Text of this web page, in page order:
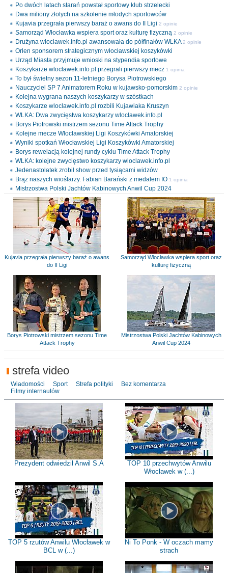
Po dwóch latach starań powstał sportowy klub strzelecki
Dwa miliony złotych na szkolenie młodych sportowców
Kujavia przegrała pierwszy baraż o awans do II Ligi 2 opinie
Samorząd Włocławka wspiera sport oraz kulturę fizyczną 2 opinie
Drużyna wloclawek.info.pl awansowała do półfinałów WLKA 2 opinie
Orlen sponsorem strategicznym włocławskiej koszykówki
Urząd Miasta przyjmuje wnioski na stypendia sportowe
Koszykarze wloclawek.info.pl przegrali pierwszy mecz 1 opinia
To był świetny sezon 11-letniego Borysa Piotrowskiego
Nauczyciel SP 7 Animatorem Roku w kujawsko-pomorskim 2 opinie
Kolejna wygrana naszych koszykarzy w szóstkach
Koszykarze wloclawek.info.pl rozbili Kujawiaka Kruszyn
WLKA: Dwa zwycięstwa koszykarzy wloclawek.info.pl
Borys Piotrowski mistrzem sezonu Time Attack Trophy
Kolejne mecze Włocławskiej Ligi Koszykówki Amatorskiej
Wyniki spotkań Włocławskiej Ligi Koszykówki Amatorskiej
Borys rewelacją kolejnej rundy cyklu Time Attack Trophy
WLKA: kolejne zwycięstwo koszykarzy wloclawek.info.pl
Jedenastolatek zrobił show przed tysiącami widzów
Brąz naszych wioślarzy. Fabian Barański z medalem IO 1 opinia
Mistrzostwa Polski Jachtów Kabinowych Anwil Cup 2024
Kujavia przegrała pierwszy baraż o awans
do II Ligi
Samorząd Włocławka wspiera sport oraz
kulturę fizyczną
Borys Piotrowski mistrzem sezonu Time
Attack Trophy
Mistrzostwa Polski Jachtów Kabinowych
Anwil Cup 2024
strefa video
Wiadomości Sport Strefa polityki
Bez komentarza
Filmy internautów
Prezydent odwiedził Anwil S.A
TOP 10 przechwytów Anwilu
Włocławek w (...)
TOP 5 rzutów Anwilu Włocławek w
BCL w (...)
Ni To Ponk - W oczach mamy
strach